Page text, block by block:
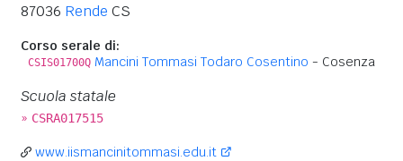
87036 Rende CS
Corso serale di:
CSIS01700Q Mancini Tommasi Todaro Cosentino - Cosenza
Scuola statale
» CSRA017515
www.iismancinitommasi.edu.it